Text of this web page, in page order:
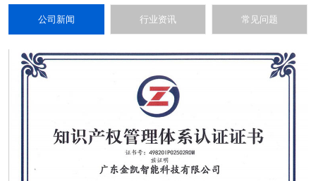
公司新闻 行业资讯 常见问题